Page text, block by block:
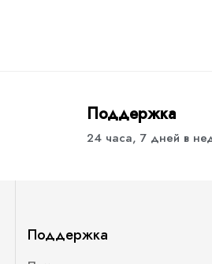
Поддержка
24 часа, 7 дней в
Поддержка